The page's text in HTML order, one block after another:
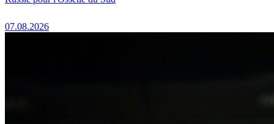
07.08.2026